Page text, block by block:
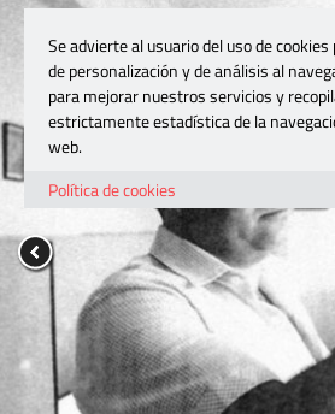
Se advierte al usuario del uso de
de personalización y de análisis al
para mejorar nuestros servicios y
estrictamente estadística de la
web.
Política de cookies